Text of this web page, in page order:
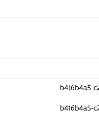
b416b4a5-
b416b4a5-